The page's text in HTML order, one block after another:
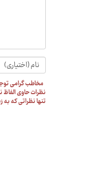
مخاطب گرامی
نظرات حاوی
تنها نظراتی که